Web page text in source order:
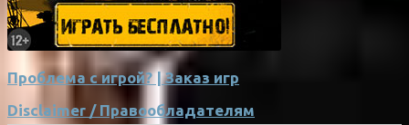
Проблема с игрой? | Заказ игр
Disclaimer / Правообладателям